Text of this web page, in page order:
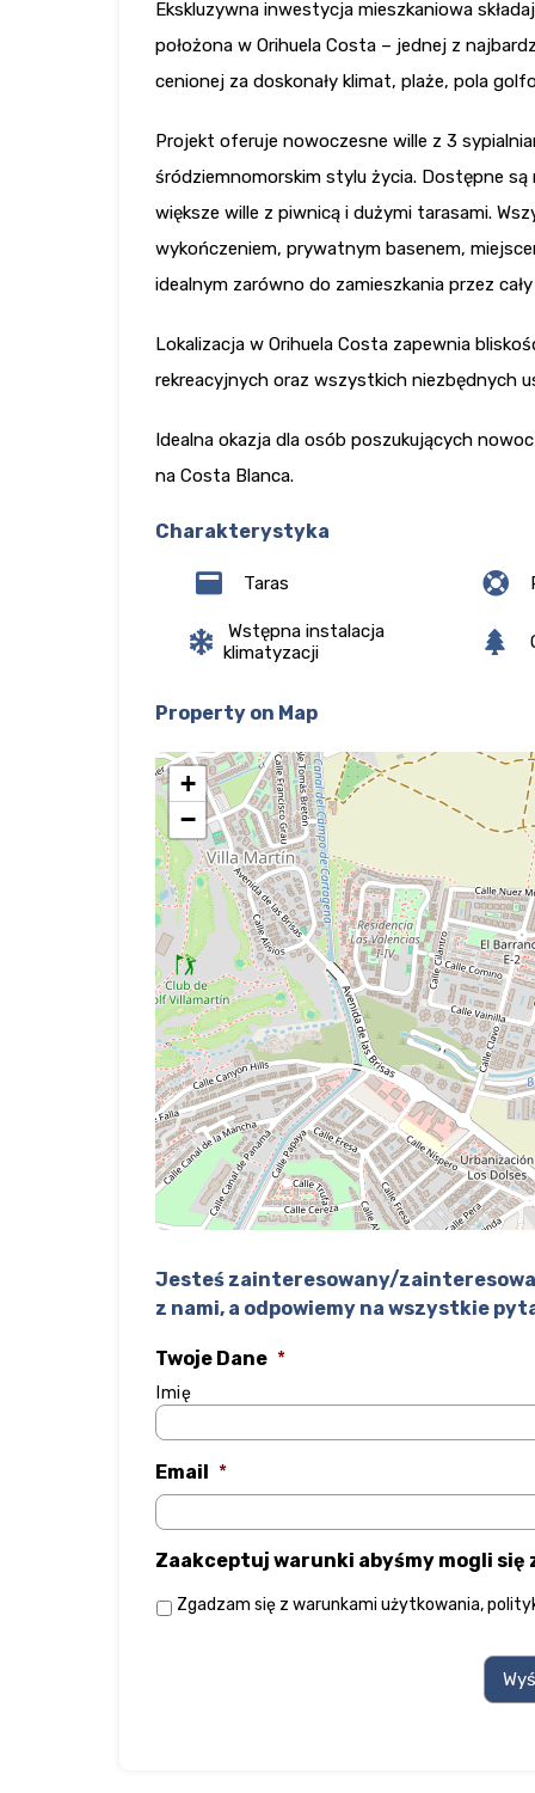
Ekskluzywna inwestycja mieszkaniowa
położona w Orihuela Costa – jednej z
cenionej za doskonały klimat, plaże, pola
Projekt oferuje nowoczesne wille z 3
śródziemnomorskim stylu życia. Dostępne
większe wille z piwnicą i dużymi tarasami.
wykończeniem, prywatnym basenem,
idealnym zarówno do zamieszkania przez
Lokalizacja w Orihuela Costa zapewnia
rekreacyjnych oraz wszystkich niezbędnych
Idealna okazja dla osób poszukujących
na Costa Blanca.
Charakterystyka
Taras
Wstępna instalacja
klimatyzacji
Property on Map
+
−
Jesteś zainteresowany/
z nami, a odpowiemy na wszystkie
Twoje Dane *
Imię
Email *
Zaakceptuj warunki abyśmy mogli się
Zgadzam się z warunkami użytkowania,